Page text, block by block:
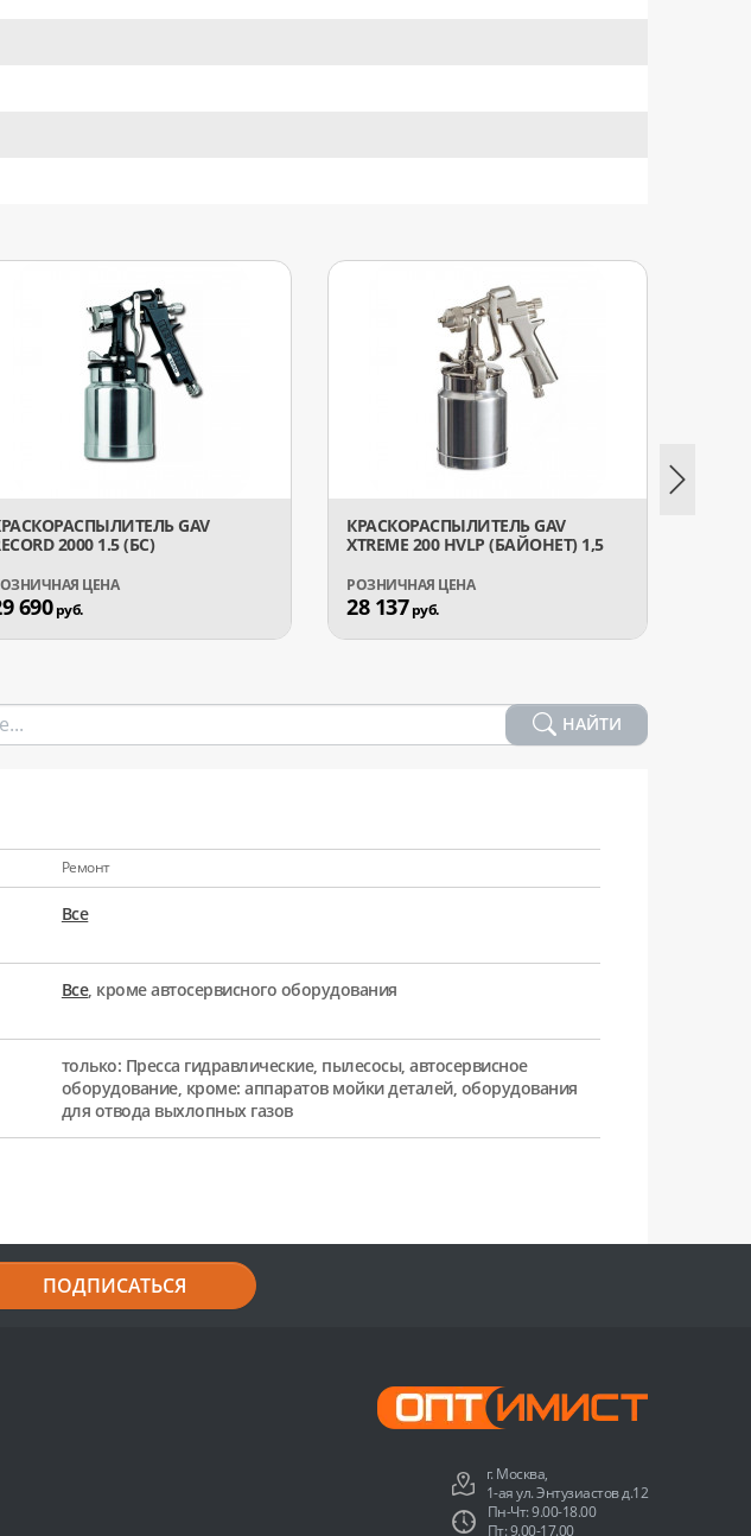
GAV
2000 1.5 (БС)
690руб.
КРАСКОРАСПЫЛИТЕЛЬ GAV
XTREME 200 HVLP (БАЙОНЕТ) 1,5
28 137руб.
НАЙТИ
Ремонт
Все
Все, кроме автосервисного оборудования
только: Пресса гидравлические, пылесосы, автосервисное
оборудование, кроме: аппаратов мойки деталей, оборудования
для отвода выхлопных газов
ПОДПИСАТЬСЯ
г. Москва,
1-ая ул. Энтузиастов д.12
Пн-Чт: 9.00-18.00
Пт: 9.00-17.00